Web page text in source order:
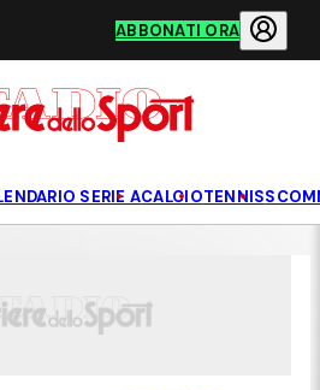
ABBONATI ORA
SERIE ACALCIOTENNIS